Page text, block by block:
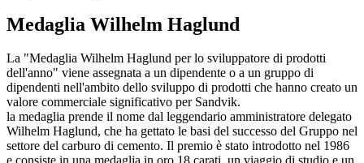
Medaglia Wilhelm Haglund
La "Medaglia Wilhelm Haglund per lo sviluppatore di prodotti
dell'anno" viene assegnata a un dipendente o a un gruppo di
dipendenti nell'ambito dello sviluppo di prodotti che hanno creato un
valore commerciale significativo per Sandvik.
la medaglia prende il nome dal leggendario amministratore delegato
Wilhelm Haglund, che ha gettato le basi del successo del Gruppo nel
settore del carburo di cemento. Il premio è stato introdotto nel 1986